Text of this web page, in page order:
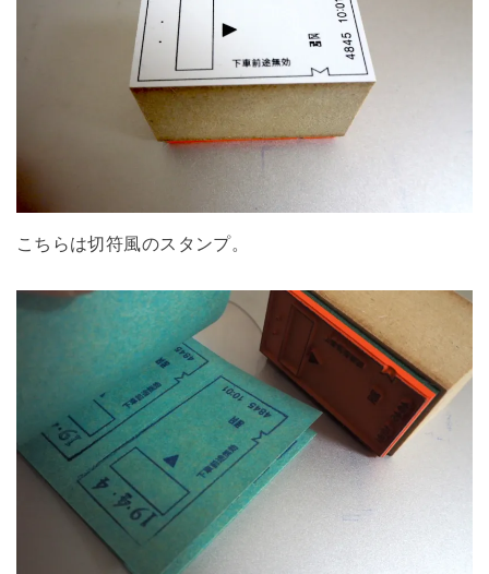
こちらは切符風のスタンプ。